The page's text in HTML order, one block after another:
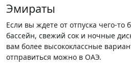
Эмираты
Если вы ждете от отпуска чего-
бассейн, свежий сок и ночные
вам более высококлассные
отправиться можно в ОАЭ.